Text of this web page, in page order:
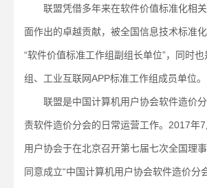
联盟凭借多年来在软件价值标准化相关
面作出的卓越贡献，被全国信息技术标准
“软件价值标准工作组副组长单位”，同时
组、工业互联网APP标准工作组成员单位。
联盟是中国计算机用户协会软件造价分
责软件造价分会的日常运营工作。2017年
用户协会于在北京召开第七届七次全国理
同意成立“中国计算机用户协会软件造价分会